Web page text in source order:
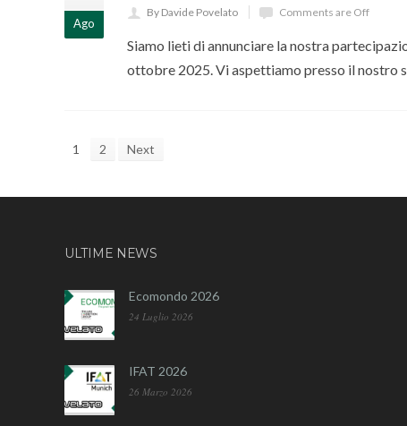
Ago
By Davide Povelato Comments are Off
Siamo lieti di annunciare la nostra
ottobre 2025. Vi aspettiamo presso il nostro
1 2 Next
ULTIME NEWS
Ecomondo 2026
24 Luglio 2026
IFAT 2026
26 Marzo 2026